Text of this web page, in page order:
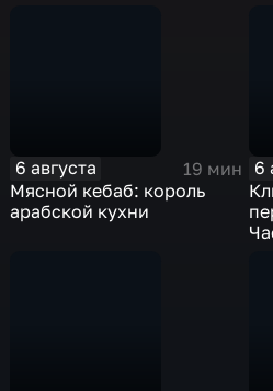
6 августа
19 мин
Мясной кебаб: король
арабской кухни
6